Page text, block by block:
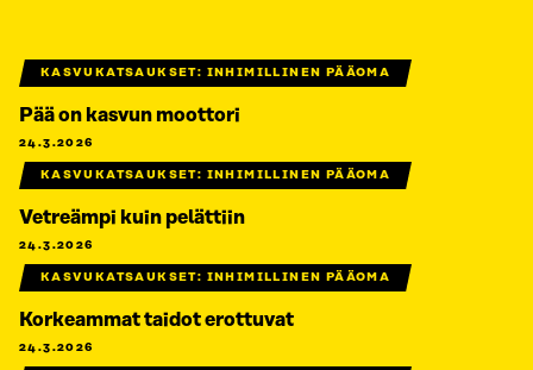
KASVUKATSAUKSET: INHIMILLINEN PÄÄOMA
Pää on kasvun moottori
24.3.2026
KASVUKATSAUKSET: INHIMILLINEN PÄÄOMA
Vetreämpi kuin pelättiin
24.3.2026
KASVUKATSAUKSET: INHIMILLINEN PÄÄOMA
Korkeammat taidot erottuvat
24.3.2026